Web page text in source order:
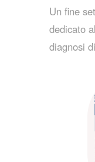
Un fine
dedicato
diagnosi